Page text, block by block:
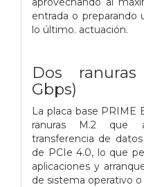
entrada o preparando
lo último. actuación.
Dos
Gbps)
La placa base
ranuras M.2 que
transferencia de
de PCIe 4.0, lo que
aplicaciones y
de sistema operativo o